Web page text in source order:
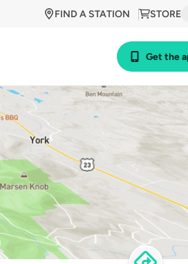
STORE
FIND A STATION
Get the